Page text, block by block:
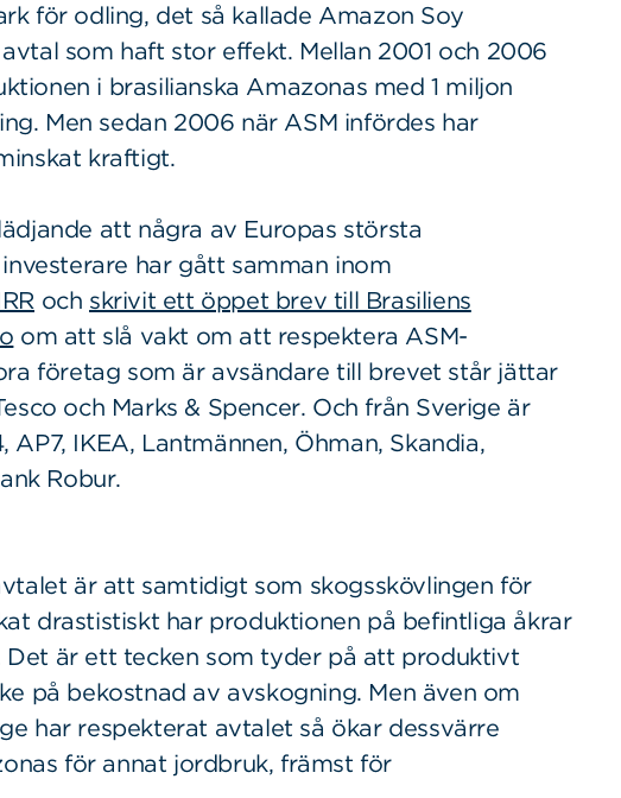
för odling, det så kallade Amazon Soy
som haft stor effekt. Mellan 2001 och 2006
i brasilianska Amazonas med 1 miljon
Men sedan 2006 när ASM infördes har
kraftigt.
att några av Europas största
har gått samman inom
och skrivit ett öppet brev till Brasiliens
om att slå vakt om att respektera ASM-
företag som är avsändare till brevet står jättar
och Marks & Spencer. Och från Sverige är
AP7, IKEA, Lantmännen, Öhman, Skandia,
Robur.
är att samtidigt som skogsskövlingen för
drastistiskt har produktionen på befintliga åkrar
är ett tecken som tyder på att produktivt
på bekostnad av avskogning. Men även om
har respekterat avtalet så ökar dessvärre
för annat jordbruk, främst för